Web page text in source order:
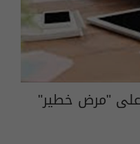
على "مرض خطير"